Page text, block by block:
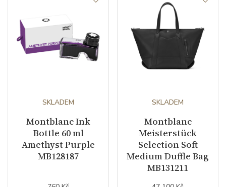
SKLADEM
Montblanc Ink
Bottle 60 ml
Amethyst Purple
MB128187
SKLADEM
Montblanc
Meisterstück
Selection Soft
Medium Duffle Bag
MB131211